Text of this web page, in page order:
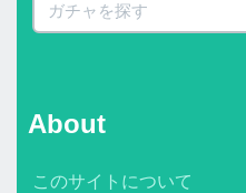
About
このサイトについて